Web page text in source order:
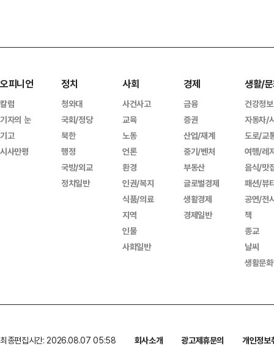
오피니언
칼럼
기자의 눈
기고
시사만평
정치
청와대
국회/정당
북한
행정
국방/외교
정치일반
사회
사건사고
교육
노동
언론
환경
인권/복지
식품/의료
지역
인물
사회일반
경제
금융
증권
산업/재계
중기/벤처
부동산
글로벌경제
생활경제
경제일반
생활/
건강정보
자동차/
도로/교
여행/레
음식/맛
패션/뷰
공연/전
책
종교
날씨
생활문
최종편집시간: 2026.08.07 05:58 회사소개 광고제휴문의
개인정보